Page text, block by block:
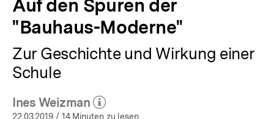
Auf den Spuren der
"Bauhaus-Moderne"
Zur Geschichte und Wirkung einer
Schule
Ines Weizman
(Mehr zum Autor)
22.03.2019 / 14 Minuten zu lesen